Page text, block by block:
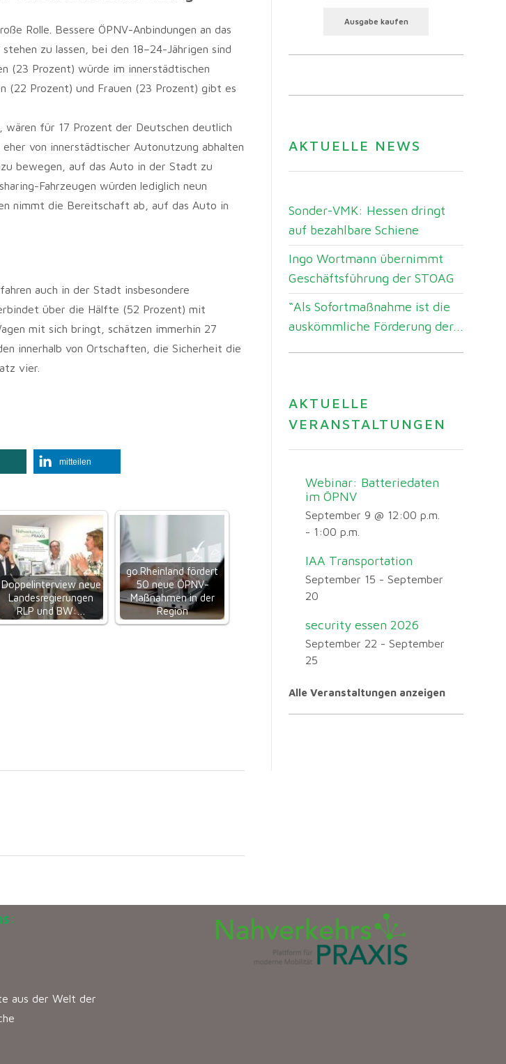
Rolle. Bessere ÖPNV-Anbindungen an das
zu lassen, bei den 18–24-Jährigen sind
(23 Prozent) würde im innerstädtischen
(22 Prozent) und Frauen (23 Prozent) gibt es
für 17 Prozent der Deutschen deutlich
von innerstädtischer Autonutzung abhalten
bewegen, auf das Auto in der Stadt zu
Fahrzeugen würden lediglich neun
nimmt die Bereitschaft ab, auf das Auto in
auch in der Stadt insbesondere
über die Hälfte (52 Prozent) mit
mit sich bringt, schätzen immerhin 27
innerhalb von Ortschaften, die Sicherheit die
vier.
mitteilen
Doppelinterview neue
Landesregierungen
RLP und BW:…
go.Rheinland fördert
50 neue ÖPNV-
Maßnahmen in der
Region
Ausgabe kaufen
AKTUELLE NEWS
Sonder-VMK: Hessen dringt
auf bezahlbare Schiene
Ingo Wortmann übernimmt
Geschäftsführung der STOAG
“Als Sofortmaßnahme ist die
auskömmliche Förderung der...
AKTUELLE
VERANSTALTUNGEN
Webinar: Batteriedaten
im ÖPNV
September 9 @ 12:00 p.m.
- 1:00 p.m.
IAA Transportation
September 15 - September
20
security essen 2026
September 22 - September
25
Alle Veranstaltungen anzeigen
aus der Welt der